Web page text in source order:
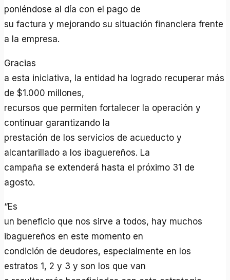
poniéndose al día con el pago de
su factura y mejorando su situación financiera frente
a la empresa.
Gracias
a esta iniciativa, la entidad ha logrado recuperar más
de $1.000 millones,
recursos que permiten fortalecer la operación y
continuar garantizando la
prestación de los servicios de acueducto y
alcantarillado a los ibaguereños. La
campaña se extenderá hasta el próximo 31 de
agosto.
“Es
un beneficio que nos sirve a todos, hay muchos
ibaguereños en este momento en
condición de deudores, especialmente en los
estratos 1, 2 y 3 y son los que van